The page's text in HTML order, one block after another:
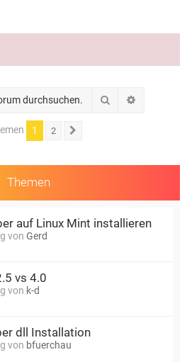
Suche
1 2
Themen
auf Linux Mint installieren
von Gerd
vs 4.0
von k-d
dll Installation
von bfuerchau